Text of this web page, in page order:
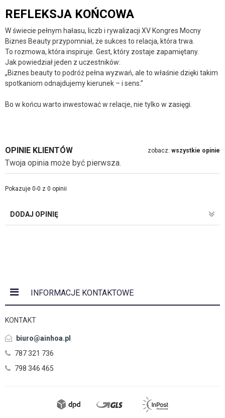
REFLEKSJA KOŃCOWA
W świecie pełnym hałasu, liczb i rywalizacji XV Kongres Mocny
Biznes Beauty przypomniał, że sukces to relacja, która trwa.
To rozmowa, która inspiruje. Gest, który zostaje zapamiętany.
Jak powiedział jeden z uczestników:
„Biznes beauty to podróż pełna wyzwań, ale to właśnie dzięki takim
spotkaniom odnajdujemy kierunek – i sens.”
Bo w końcu warto inwestować w relacje, nie tylko w zasięgi.
OPINIE KLIENTÓW zobacz: wszystkie opinie
Twoja opinia może być pierwsza.
Pokazuje 0-0 z 0 opinii
DODAJ OPINIĘ
INFORMACJE KONTAKTOWE
KONTAKT
biuro@ainhoa.pl
787 321 736
798 346 465